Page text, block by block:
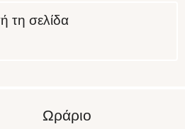
τη σελίδα
Ωράριο